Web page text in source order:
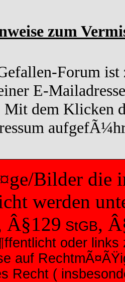
zum
Forum
E-
Mit dem Klicken
Bilder die
werden
Â§129 StGB,
oder
auf
Recht (